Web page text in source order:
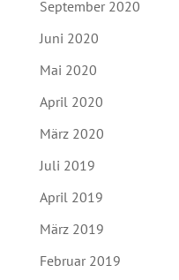
September 2020
Juni 2020
Mai 2020
April 2020
März 2020
Juli 2019
April 2019
März 2019
Februar 2019